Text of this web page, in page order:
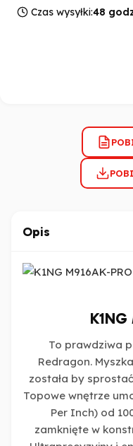
Czas wysyłki:48
Opis
To prawdziwa
Redragon.
została by
Topowe wnętrze
Per Inch) od
zamknięte w